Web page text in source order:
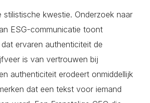
stilistische kwestie. Onderzoek naar
ESG-communicatie toont
ervaren authenticiteit de
is van vertrouwen bij
authenticiteit erodeert onmiddellijk
dat een tekst voor iemand